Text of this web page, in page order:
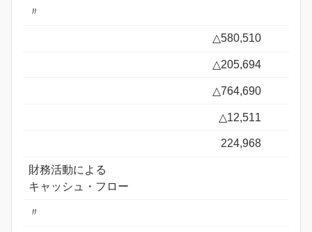
〃
△580,510
△205,694
△764,690
△12,511
224,968
財務活動による
キャッシュ・フロー
〃